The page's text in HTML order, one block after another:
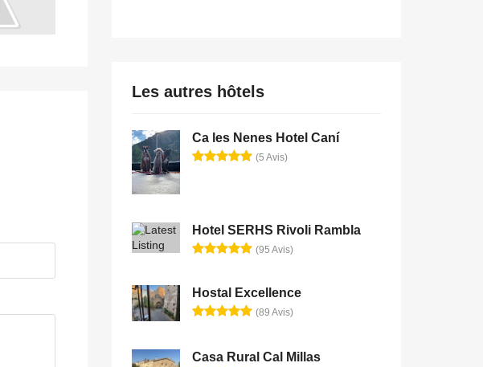
Les autres hôtels
Ca les Nenes Hotel Caní
(5 Avis)
Hotel SERHS Rivoli Rambla
(95 Avis)
Hostal Excellence
(89 Avis)
Casa Rural Cal Millas